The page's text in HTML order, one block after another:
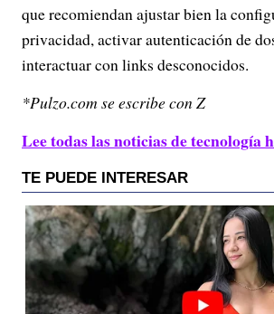
que recomiendan ajustar bien la
privacidad, activar autenticación de
interactuar con links desconocidos.
*Pulzo.com se escribe con Z
Lee todas las noticias de tecnología